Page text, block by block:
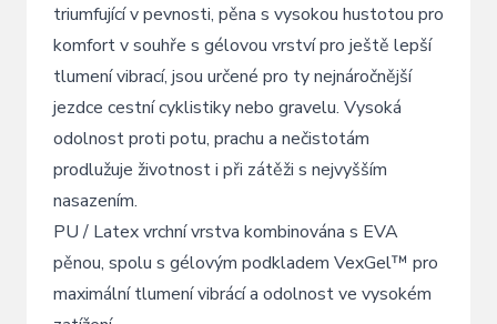
triumfující v pevnosti, pěna s vysokou hustotou pro
komfort v souhře s gélovou vrství pro ještě lepší
tlumení vibrací, jsou určené pro ty nejnáročnější
jezdce cestní cyklistiky nebo gravelu. Vysoká
odolnost proti potu, prachu a nečistotám
prodlužuje životnost i při zátěži s nejvyšším
nasazením.
PU / Latex vrchní vrstva kombinována s EVA
pěnou, spolu s gélovým podkladem VexGel™ pro
maximální tlumení vibrácí a odolnost ve vysokém